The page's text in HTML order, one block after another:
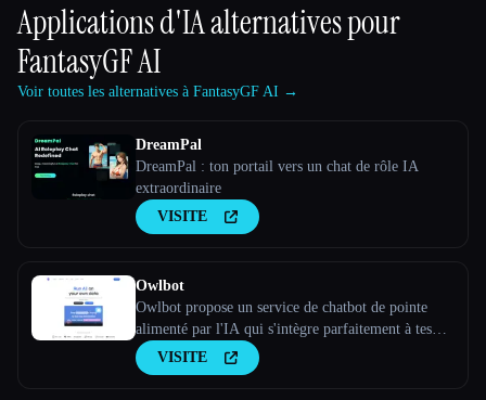
Applications d'IA alternatives pour
FantasyGF AI
Voir toutes les alternatives à FantasyGF AI →
DreamPal
DreamPal : ton portail vers un chat de rôle IA
extraordinaire
VISITE
Owlbot
Owlbot propose un service de chatbot de pointe
alimenté par l'IA qui s'intègre parfaitement à tes
données pour fournir des réponses instantanées à
toi, à tes clients ou à ton équipe.
VISITE